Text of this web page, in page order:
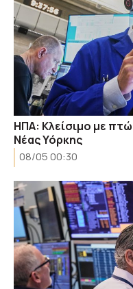
ΗΠΑ: Κλείσιμο με
Νέας Υόρκης
08/05 00:30